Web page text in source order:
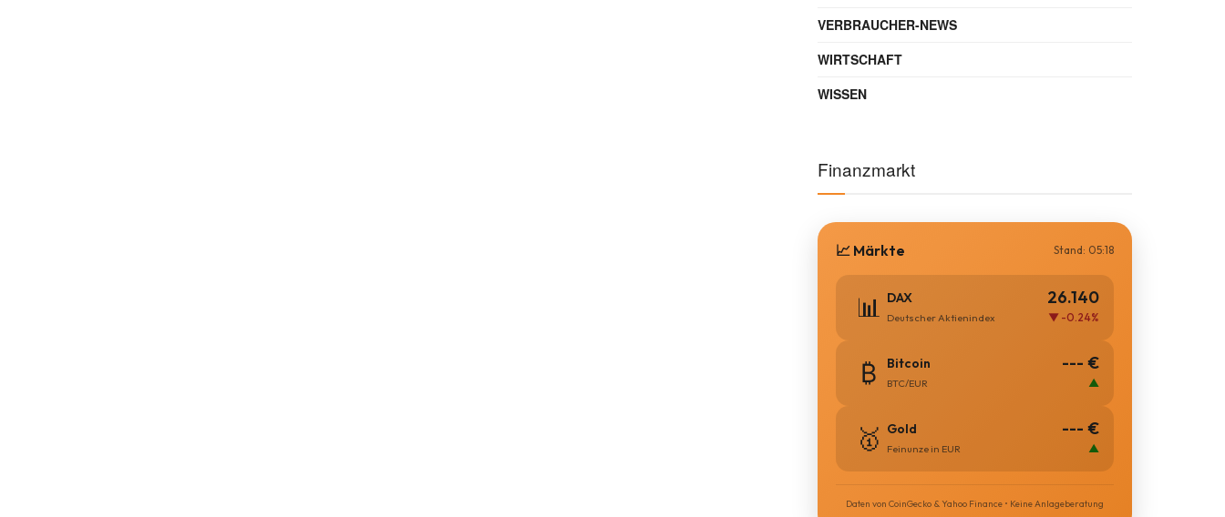
VERBRAUCHER-NEWS
WIRTSCHAFT
WISSEN
Finanzmarkt
📈 Märkte Stand: 05:18
📊 DAX
Deutscher Aktienindex
26.140
▼ -0.24%
₿ Bitcoin
BTC/EUR
--- €
▲
🥇 Gold
Feinunze in EUR
--- €
▲
Daten von CoinGecko & Yahoo Finance • Keine Anlageberatung